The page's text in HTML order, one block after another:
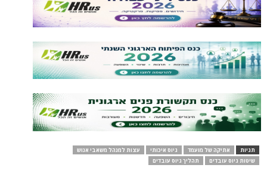
תגיות אתיקה של מועמד גיוס איכותי
עצות למנהל משאבי אנוש
שיטות גיוס עובדים
תהליך גיוס עובדים